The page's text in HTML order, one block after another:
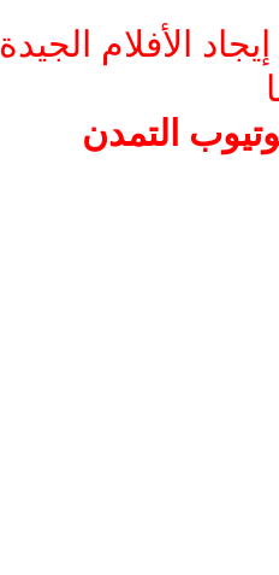
الأفلام الجيدة
التمدن